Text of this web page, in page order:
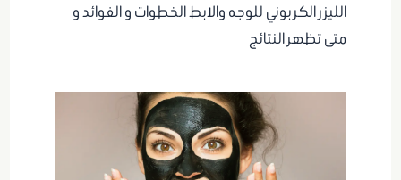
الليزر الكربوني للوجه والابط الخطوات و الفوائد و
متى تظهر النتائج